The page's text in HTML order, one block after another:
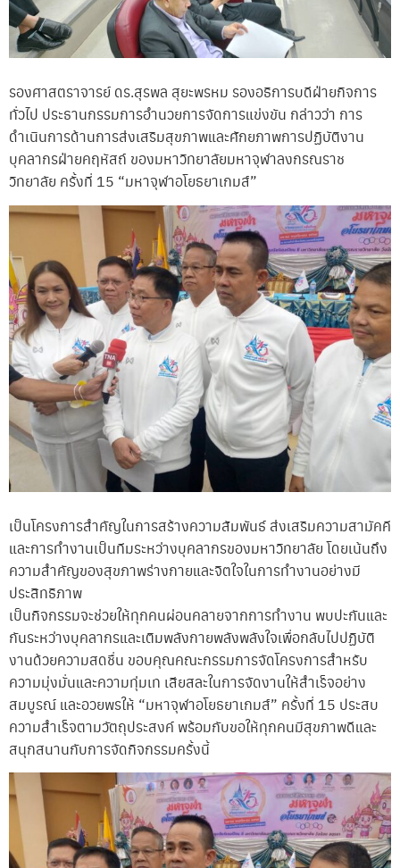
รองศาสตราจารย์ ดร.สุรพล สุยะพรหม รองอธิการบดีฝ่ายกิจการ
ทั่วไป ประธานกรรมการอำนวยการจัดการแข่งขัน กล่าวว่า การ
ดำเนินการด้านการส่งเสริมสุขภาพและศักยภาพการปฏิบัติงาน
บุคลากรฝ่ายคฤหัสถ์ ของมหาวิทยาลัยมหาจุฬาลงกรณราช
วิทยาลัย ครั้งที่ 15 “มหาจุฬาอโยธยาเกมส์”
เป็นโครงการสำคัญในการสร้างความสัมพันธ์ ส่งเสริมความสามัคคี
และการทำงานเป็นทีมระหว่างบุคลากรของมหาวิทยาลัย โดยเน้นถึง
ความสำคัญของสุขภาพร่างกายและจิตใจในการทำงานอย่างมี
ประสิทธิภาพ
เป็นกิจกรรมจะช่วยให้ทุกคนผ่อนคลายจากการทำงาน พบปะกันและ
กันระหว่างบุคลากรและเติมพลังกายพลังพลังใจเพื่อกลับไปปฏิบัติ
งานด้วยความสดชื่น ขอบคุณคณะกรรมการจัดโครงการสำหรับ
ความมุ่งมั่นและความทุ่มเท เสียสละในการจัดงานให้สำเร็จอย่าง
สมบูรณ์ และอวยพรให้ “มหาจุฬาอโยธยาเกมส์” ครั้งที่ 15 ประสบ
ความสำเร็จตามวัตถุประสงค์ พร้อมกับขอให้ทุกคนมีสุขภาพดีและ
สนุกสนานกับการจัดกิจกรรมครั้งนี้